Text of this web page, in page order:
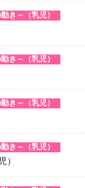
き～（乳児）
き～（乳児）
き～（乳児）
き～（乳児）
）